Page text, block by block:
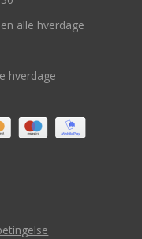
alle hverdage
hverdage